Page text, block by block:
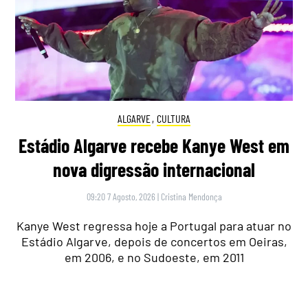
ALGARVE, CULTURA
Estádio Algarve recebe Kanye West em
nova digressão internacional
09:20 7 Agosto, 2026 | Cristina Mendonça
Kanye West regressa hoje a Portugal para atuar no
Estádio Algarve, depois de concertos em Oeiras,
em 2006, e no Sudoeste, em 2011